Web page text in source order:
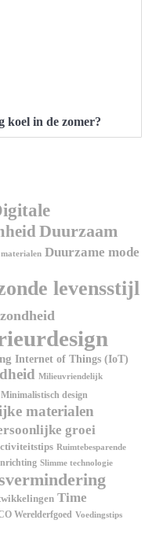
koel in de zomer?
Duurzaam
Duurzame mode
levensstijl
Internet of Things (IoT)
Milieuvriendelijk
Minimalistisch design
materialen
groei
Ruimtebesparende
Slimme technologie
Time
Werelderfgoed Voedingstips